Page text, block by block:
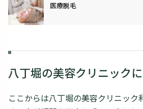
医療脱毛
八丁堀の美容クリニック
ここからは八丁堀の美容クリニック